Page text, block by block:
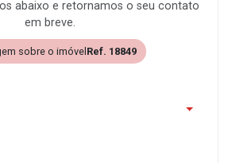
abaixo e retornamos o seu contato
em breve.
sobre o imóvelRef. 18849